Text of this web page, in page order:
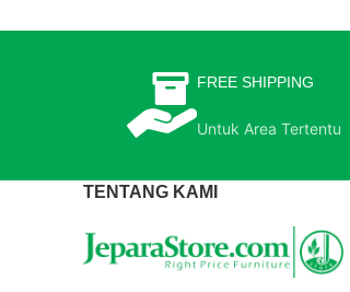
FREE SHIPPING
Untuk Area Tertentu
TENTANG KAMI